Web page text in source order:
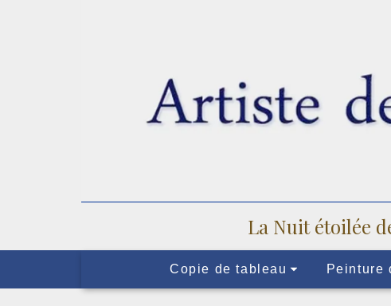
La Nuit étoilée
Copie de tableau Peinture